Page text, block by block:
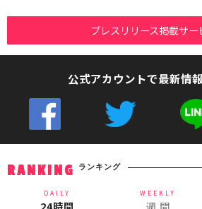
プレスリリース掲載サー
公式アカウントで最新情
RANKING ランキング
DAILY
24時間
WEEKLY
週 間